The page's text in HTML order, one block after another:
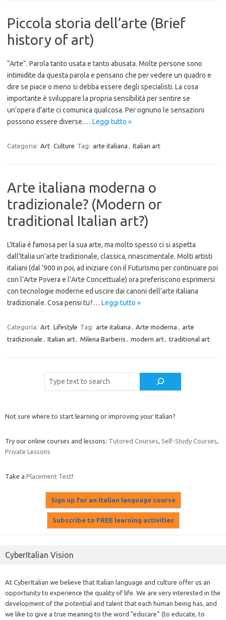
Piccola storia dell’arte (Brief
history of art)
“Arte”. Parola tanto usata e tanto abusata. Molte persone sono
intimidite da questa parola e pensano che per vedere un quadro e
dire se piace o meno si debba essere degli specialisti. La cosa
importante è sviluppare la propria sensibilità per sentire se
un’opera d’arte ci comunica qualcosa. Per ognuno le sensazioni
possono essere diverse.… Leggi tutto »
Categoria: Art Culture Tag: arte italiana Italian art
Arte italiana moderna o
tradizionale? (Modern or
traditional Italian art?)
L’Italia è famosa per la sua arte, ma molto spesso ci si aspetta
dall’Italia un’arte tradizionale, classica, rinascimentale. Molti artisti
italiani (dal ‘900 in poi, ad iniziare con il Futurismo per continuare poi
con l’Arte Povera e l’Arte Concettuale) ora preferiscono esprimersi
con tecnologie moderne ed uscire dai canoni dell’arte italiana
tradizionale. Cosa pensi tu?… Leggi tutto »
Categoria: Art Lifestyle Tag: arte italiana Arte moderna
arte
tradizionale
Italian art Milena Barberis modern art traditional art
Not sure where to start learning or improving your Italian?
Try our online courses and lessons: Tutored Courses Self-Study Courses
Private Lessons
Take a Placement Test!
CyberItalian Vision
At CyberItalian we believe that Italian language and culture offer us an
opportunity to experience the quality of life. We are very interested in the
development of the potential and talent that each human being has, and
we like to give a true meaning to the word “educare” (to educate, to